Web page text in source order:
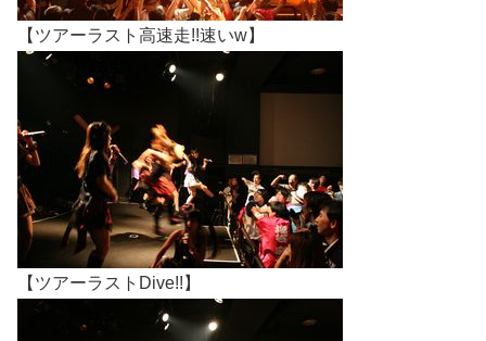
【ツアーラスト高速走!!速いw】
【ツアーラストDive!!】